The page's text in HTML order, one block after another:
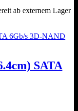
ab externem Lager
SATA